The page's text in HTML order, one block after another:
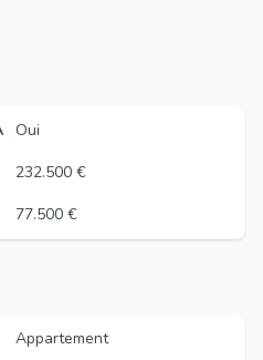
Oui
232.500 €
77.500 €
Appartement